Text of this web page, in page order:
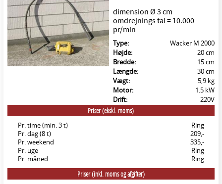
dimension Ø 3 cm
omdrejnings tal = 10.000
pr/min
Type:
Wacker M 2000
Højde:
20 cm
Bredde:
15 cm
Længde:
30 cm
Vægt:
5,9 kg
Motor:
1.5 kW
Drift:
220V
Priser (ekskl. moms)
Pr. time (min. 3 t)
Ring
Pr. dag (8 t)
209,-
Pr. weekend
335,-
Pr. uge
Ring
Pr. måned
Ring
Priser (inkl. moms og afgifter)